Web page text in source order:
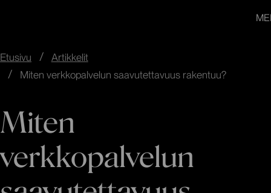
Etusivu
Artikkelit
Miten verkkopalvelun saavutettavuus rakentuu?
Miten
verkkopalvelun